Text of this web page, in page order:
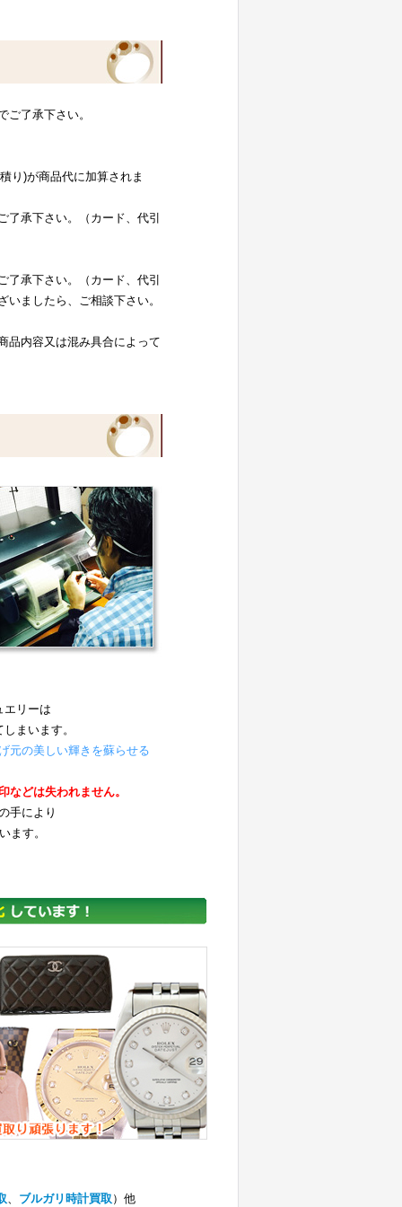
了承下さい。
り)が商品代に加算されま
承下さい。（カード、代引
承下さい。（カード、代引
ましたら、ご相談下さい。
品内容又は混み具合によって
エリーは
まいます。
元の美しい輝きを蘇らせる
などは失われません。
手により
ます。
、 ブルガリ時計買取 ）他